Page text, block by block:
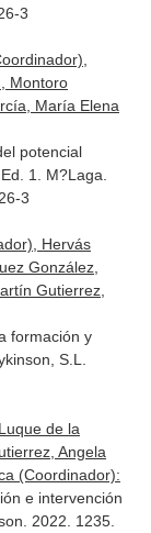
3
Montoro
María Elena
potencial
1. M?Laga.
3
Hervás
González,
Gutierrez,
formación y
S.L.
de la
Angela
(Coordinador):
e intervención
2022. 1235.